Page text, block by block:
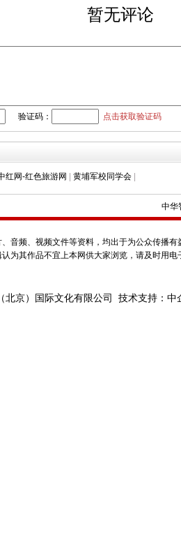
暂无评论
验证码： 点击获取验证码
红网-红色旅游网 黄埔军校同学会
中华
音频、视频文件等资料，均出于为公众传播
为其作品不宜上本网供大家浏览，请及时用
北京）国际文化有限公司 技术支持：